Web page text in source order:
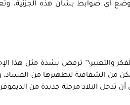
أي ضوابط بشأن هذه الجزئية،
والتعبير\” ترفض بشدة مثل هذا
ممكن من الشفافية لتطهيرها من
تدخل البلاد مرحلة جديدة من